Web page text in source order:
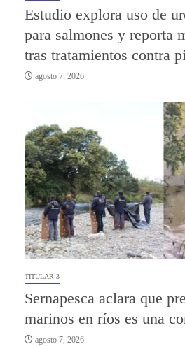
Estudio explora uso de
para salmones y reporta
tras tratamientos contra
agosto 7, 2026
TITULAR 3
Sernapesca aclara que
marinos en ríos es una
agosto 7, 2026